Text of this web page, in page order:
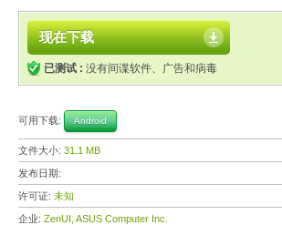
现在下载
已测试 : 没有间谍软件、广告和病毒
可用下载: Android
文件大小: 31.1 MB
发布日期:
许可证: 未知
企业: ZenUI, ASUS Computer Inc.